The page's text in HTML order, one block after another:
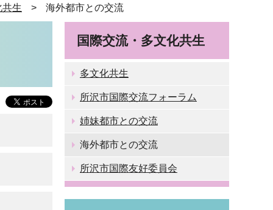
共生 海外都市との交流
国際交流・多文化共生
多文化共生
所沢市国際交流フォーラム
姉妹都市との交流
海外都市との交流
所沢市国際友好委員会